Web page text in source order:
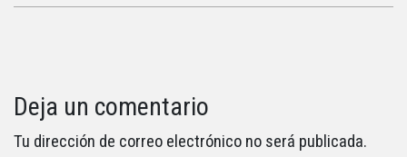
Deja un comentario
Tu dirección de correo electrónico no será publicada.